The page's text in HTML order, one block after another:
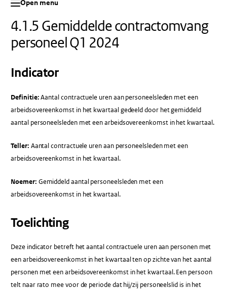
Open menu
4.1.5 Gemiddelde contractomvang
personeel Q1 2024
Indicator
Definitie:Aantal contractuele uren aan personeelsleden met een
arbeidsovereenkomst in het kwartaal gedeeld door het gemiddeld
aantal personeelsleden met een arbeidsovereenkomst in het kwartaal.
Teller: Aantal contractuele uren aan personeelsleden met een
arbeidsovereenkomst in het kwartaal.
Noemer: Gemiddeld aantal personeelsleden met een
arbeidsovereenkomst in het kwartaal.
Toelichting
Deze indicator betreft het aantal contractuele uren aan personen met
een arbeidsovereenkomst in het kwartaal ten op zichte van het aantal
personen met een arbeidsovereenkomst in het kwartaal. Een persoon
telt naar rato mee voor de periode dat hij/zij personeelslid is in het